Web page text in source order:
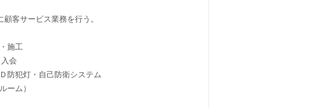
客サービス業務を行う。
施工
会
防犯灯・自己防衛システム
ーム）